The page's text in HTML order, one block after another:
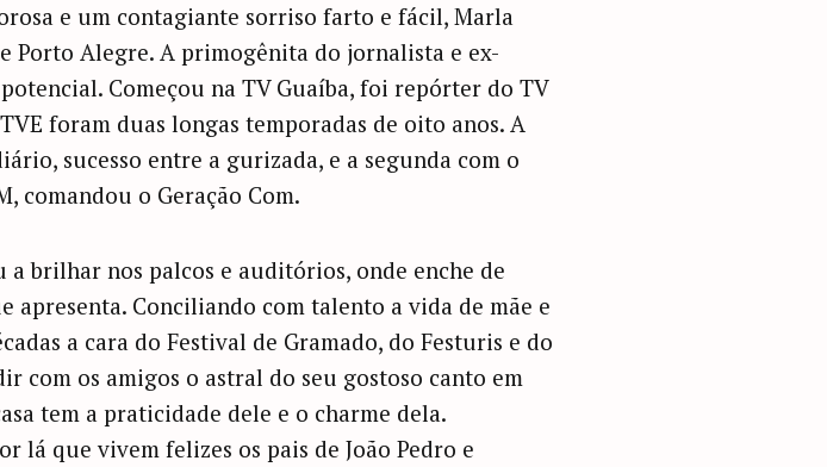
e um contagiante sorriso farto e fácil, Marla
Porto Alegre. A primogênita do jornalista e ex-
Começou na TV Guaíba, foi repórter do TV
foram duas longas temporadas de oito anos. A
sucesso entre a gurizada, e a segunda com o
comandou o Geração Com.
brilhar nos palcos e auditórios, onde enche de
apresenta. Conciliando com talento a vida de mãe e
a cara do Festival de Gramado, do Festuris e do
com os amigos o astral do seu gostoso canto em
tem a praticidade dele e o charme dela.
lá que vivem felizes os pais de João Pedro e